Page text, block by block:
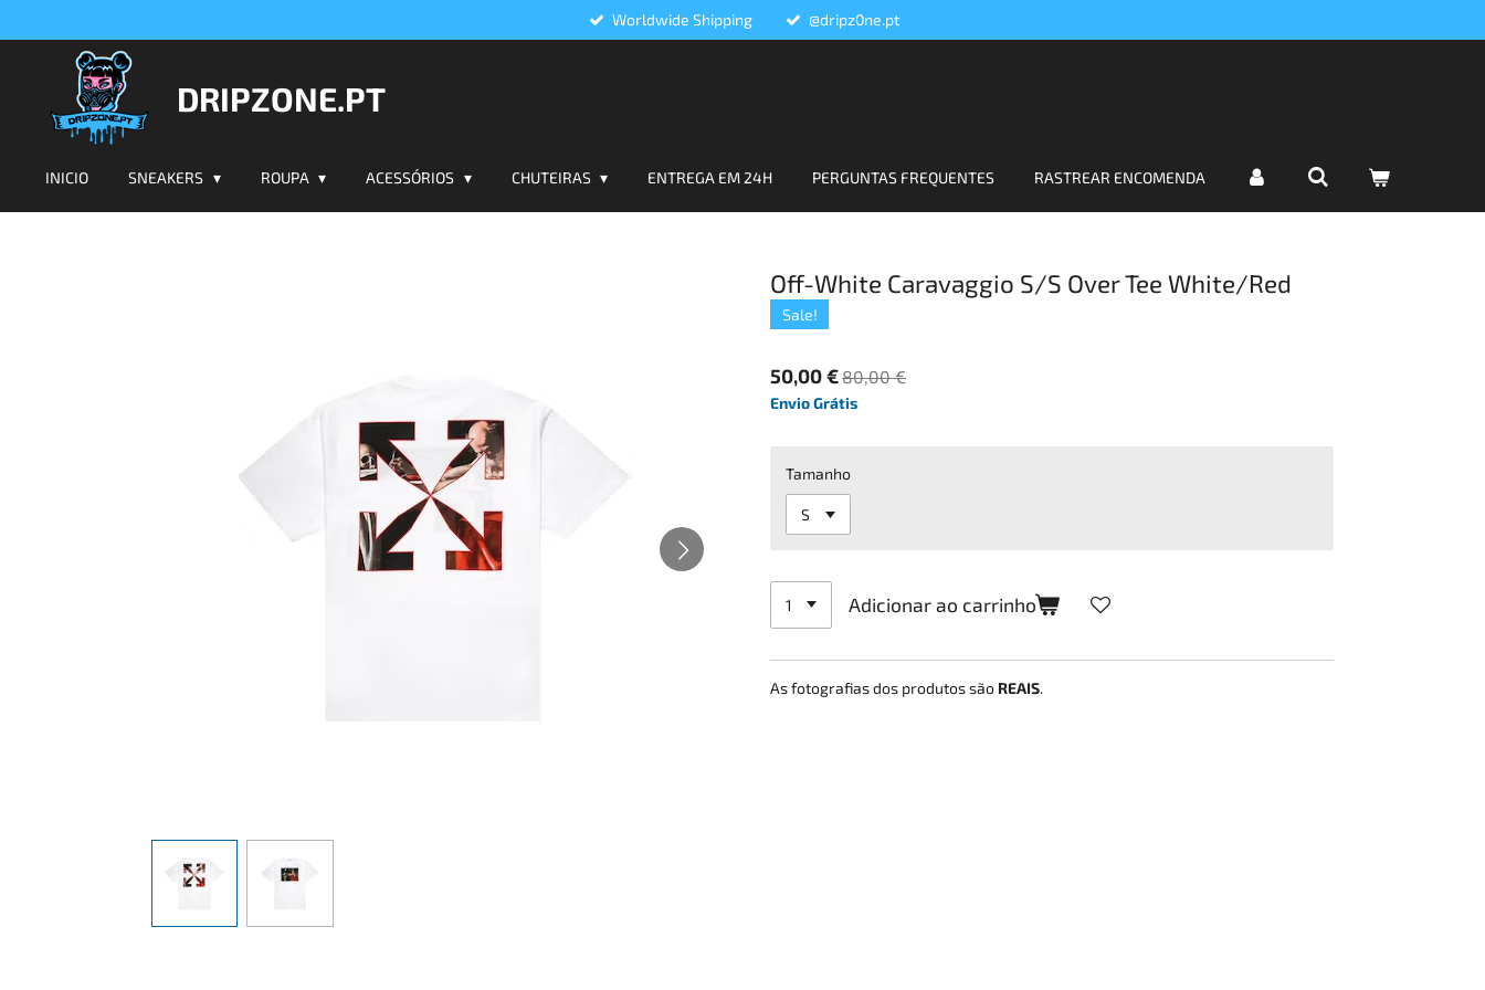
conteúdo
principal
Worldwide Shipping @dripz0ne.pt
DRIPZONE.PT
INICIO SNEAKERS ROUPA ACESSÓRIOS CHUTEIRAS ENTREGA EM 24H PERGUNTAS FREQUENTES RASTREAR ENCOMENDA
Off-White Caravaggio S/S Over Tee White/Red
Sale!
50,00 €80,00 €
Envio Grátis
Tamanho
Adicionar ao carrinho
As fotografias dos produtos são REAIS.